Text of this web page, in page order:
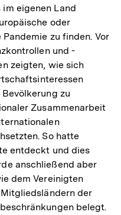
eigenen Land
oder
zu finden. Vor
und -
zeigten, wie sich
zu
Zusammenarbeit
So hatte
entdeckt und dies
anschließend aber
dem Vereinigten
der
belegt.